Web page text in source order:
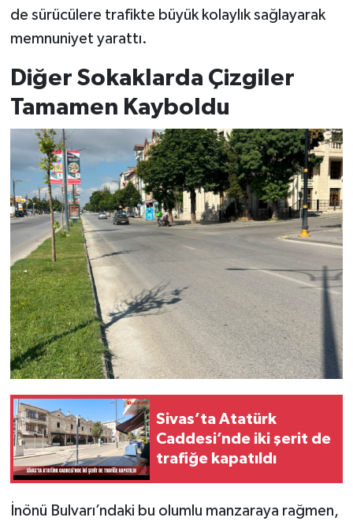
de sürücülere trafikte büyük kolaylık sağlayarak
memnuniyet yarattı.
Diğer Sokaklarda Çizgiler
Tamamen Kayboldu
Sivas’ta Atatürk
Caddesi’nde iki şerit de
trafiğe kapatıldı
İnönü Bulvarı’ndaki bu olumlu manzaraya rağmen,